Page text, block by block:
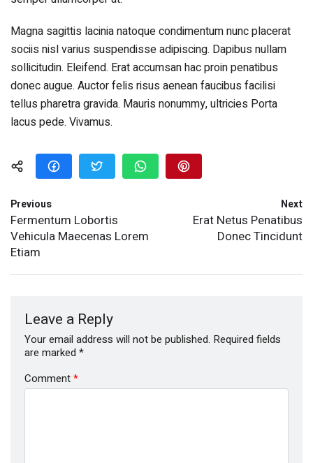
Magna sagittis lacinia natoque condimentum nunc placerat
sociis nisl varius suspendisse adipiscing. Dapibus nullam
sollicitudin. Eleifend. Erat accumsan hac proin penatibus
donec augue. Auctor felis risus aenean faucibus facilisi
tellus pharetra gravida. Mauris nonummy, ultricies Porta
lacus pede. Vivamus.
Previous
Fermentum Lobortis
Vehicula Maecenas Lorem
Etiam
Next
Erat Netus Penatibus
Donec Tincidunt
Leave a Reply
Your email address will not be published. Required fields
are marked *
Comment*